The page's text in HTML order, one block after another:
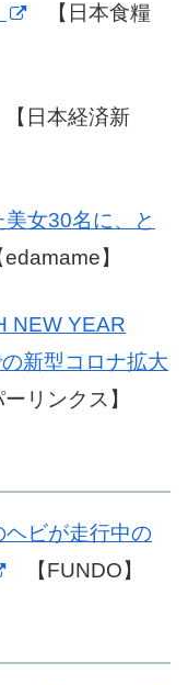
【日本食糧
日本経済新
女30名に、と
】
NEW YEAR
新型コロナ拡大
リンクス】
ビが走行中の
【FUNDO】